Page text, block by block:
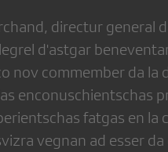
directur general
d'astgar
nov commember da la
enconuschientschas
fatgas en la
vegnan ad esser